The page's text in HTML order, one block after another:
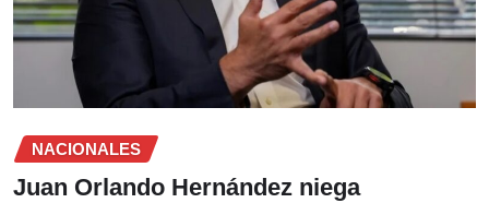
NACIONALES
Juan Orlando Hernández niega